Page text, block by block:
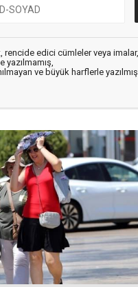
rencide edici cümleler veya imalar,
yazılmamış,
ve büyük harflerle